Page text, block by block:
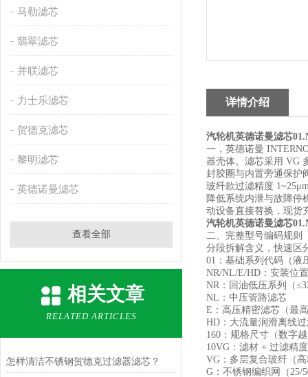
马勒滤芯
翡翠滤芯
并联滤芯
力士乐滤芯
贺德克滤芯
黎明滤芯
英德诺曼滤芯
查看全部
相关文章
RELATED ARTICLES
怎样清洁不锈钢贺德克过滤器滤芯？
详情介绍
汽轮机英德诺曼滤芯
一，英德诺曼
器壳体。滤芯采用 VG
封胶圈与内置旁通保护
玻纤款过滤精度
降低系统内泄与故障停
动设备直接替换，现货
汽轮机英德诺曼滤芯
二、完整型号编码规则
分段拆解含义，快速区
01：基础系列代码（液
NR/NL/E/HD：安装位
NR：回油低压系列（
NL：中压管路滤芯
E：高压精密滤芯（最
HD：大流量润滑离线
160：规格尺寸（数字
10VG：滤材 + 过滤精度
VG：多层复合玻纤（
G：不锈钢编织网（25/